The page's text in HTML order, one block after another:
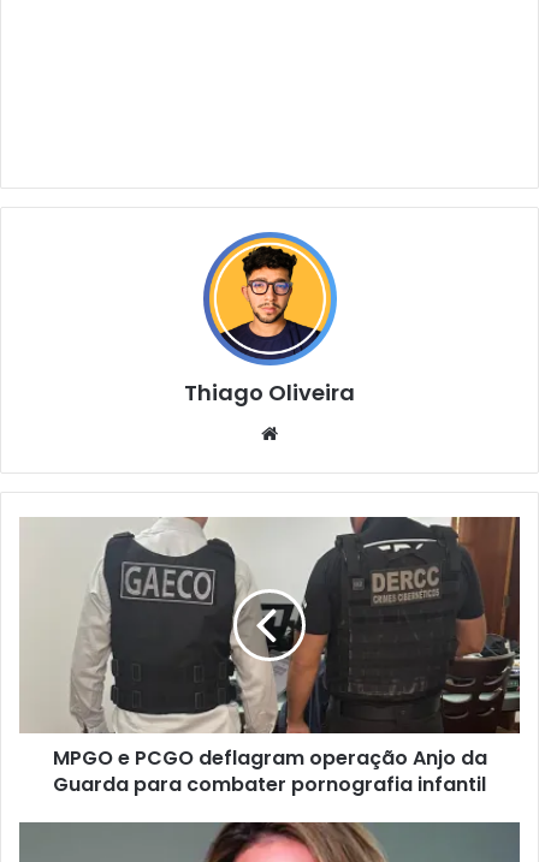
Thiago Oliveira
MPGO e PCGO deflagram operação Anjo da
Guarda para combater pornografia infantil